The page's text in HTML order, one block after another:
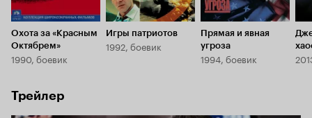
Охота за «Красным
Октябрем»
1990, боевик
Игры патриотов
1992, боевик
Прямая и явная
угроза
1994, боевик
Трейлер